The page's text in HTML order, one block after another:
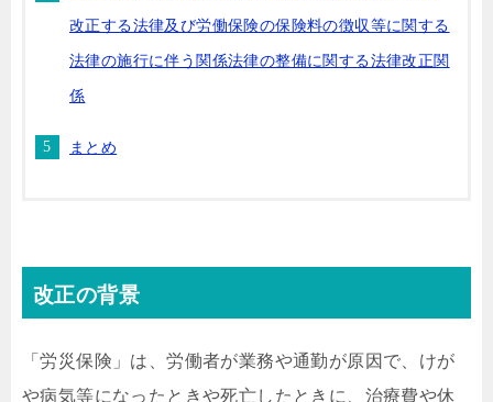
改正する法律及び労働保険の保険料の徴収等に関する
法律の施行に伴う関係法律の整備に関する法律改正関
係
まとめ
改正の背景
「労災保険」は、労働者が業務や通勤が原因で、けが
や病気等になったときや死亡したときに、治療費や休